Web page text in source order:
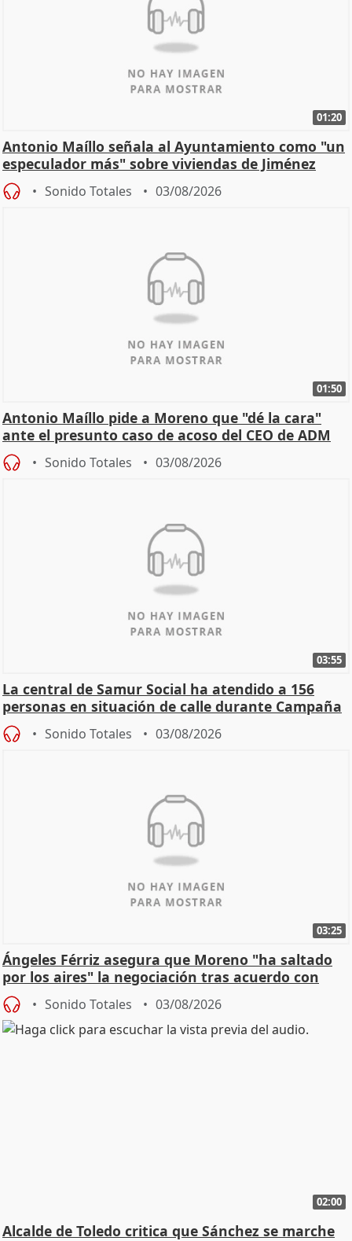
01:20
Antonio Maíllo señala al Ayuntamiento como "un
especulador más" sobre viviendas de Jiménez
Becerril
Sonido Totales 03/08/2026
01:50
Antonio Maíllo pide a Moreno que "dé la cara"
ante el presunto caso de acoso del CEO de ADM
Sonido Totales 03/08/2026
03:55
La central de Samur Social ha atendido a 156
personas en situación de calle durante Campaña
de Calor
Sonido Totales 03/08/2026
03:25
Ángeles Férriz asegura que Moreno "ha saltado
por los aires" la negociación tras acuerdo con
SMA
Sonido Totales 03/08/2026
02:00
Alcalde de Toledo critica que Sánchez se marche